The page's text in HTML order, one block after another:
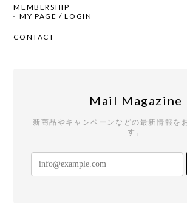
MEMBERSHIP
MY PAGE / LOGIN
CONTACT
Mail Magazine
新商品やキャンペーンなどの最新情報を
す。